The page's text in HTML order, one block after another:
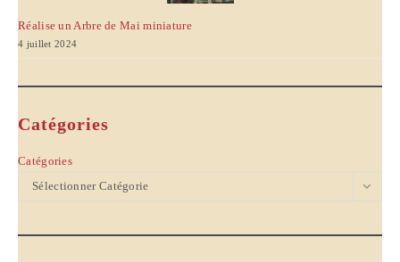
Réalise un Arbre de Mai miniature
4 juillet 2024
Catégories
Catégories
Sélectionner Catégorie